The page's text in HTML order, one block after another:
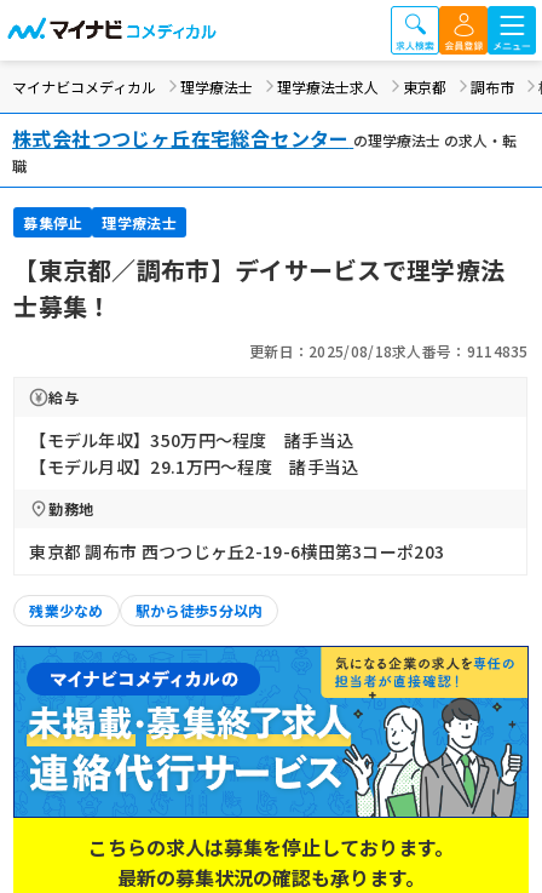
マイナビコメディカル 理学療法士 理学療法士求人 東京都 調布市
株式会社つつじヶ丘在宅総合センター の理学療法士 の求人・転
職
募集停止 理学療法士
【東京都／調布市】デイサービスで理学療法
士募集！
更新日：2025/08/18求人番号：9114835
給与
【モデル年収】350万円〜程度 諸手当込
【モデル月収】29.1万円〜程度 諸手当込
勤務地
東京都 調布市 西つつじヶ丘2-19-6横田第3コーポ203
残業少なめ 駅から徒歩5分以内
こちらの求人は募集を停止しております。
最新の募集状況の確認も承ります。